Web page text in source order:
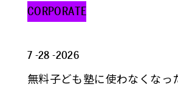
CORPORATE
7 -28 -2026
無料子ども塾に使わなくなっ